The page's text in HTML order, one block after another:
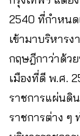
2540 ที่กำหน
เข้ามาบริหาร
กฤษฎีกาว่าด้ว
เมืองที่ดี พ.ศ.
ราชการแผ่นดิ
ราชการต่าง ๆ